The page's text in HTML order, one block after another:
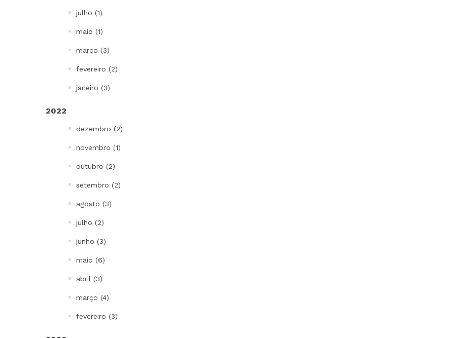
julho (1)
maio (1)
março (3)
fevereiro (2)
janeiro (3)
2022
dezembro (2)
novembro (1)
outubro (2)
setembro (2)
agosto (3)
julho (2)
junho (3)
maio (6)
abril (3)
março (4)
fevereiro (3)